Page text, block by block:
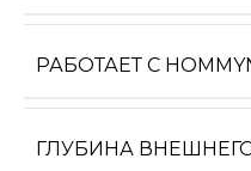
РАБОТАЕТ С
ГЛУБИНА